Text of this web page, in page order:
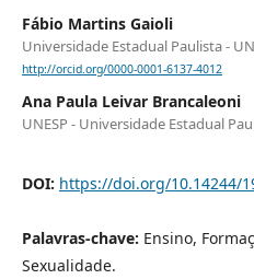
Fábio Martins Gaioli
Universidade Estadual Paulista -
http://orcid.org/0000-0001-6137-4012
Ana Paula Leivar Brancaleoni
UNESP - Universidade Estadual
DOI: https://doi.org/10.14244/
Palavras-chave: Ensino,
Sexualidade.